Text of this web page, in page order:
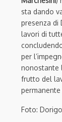
sta dando
presenza di
lavori di
per
nonostante
frutto del
Foto: